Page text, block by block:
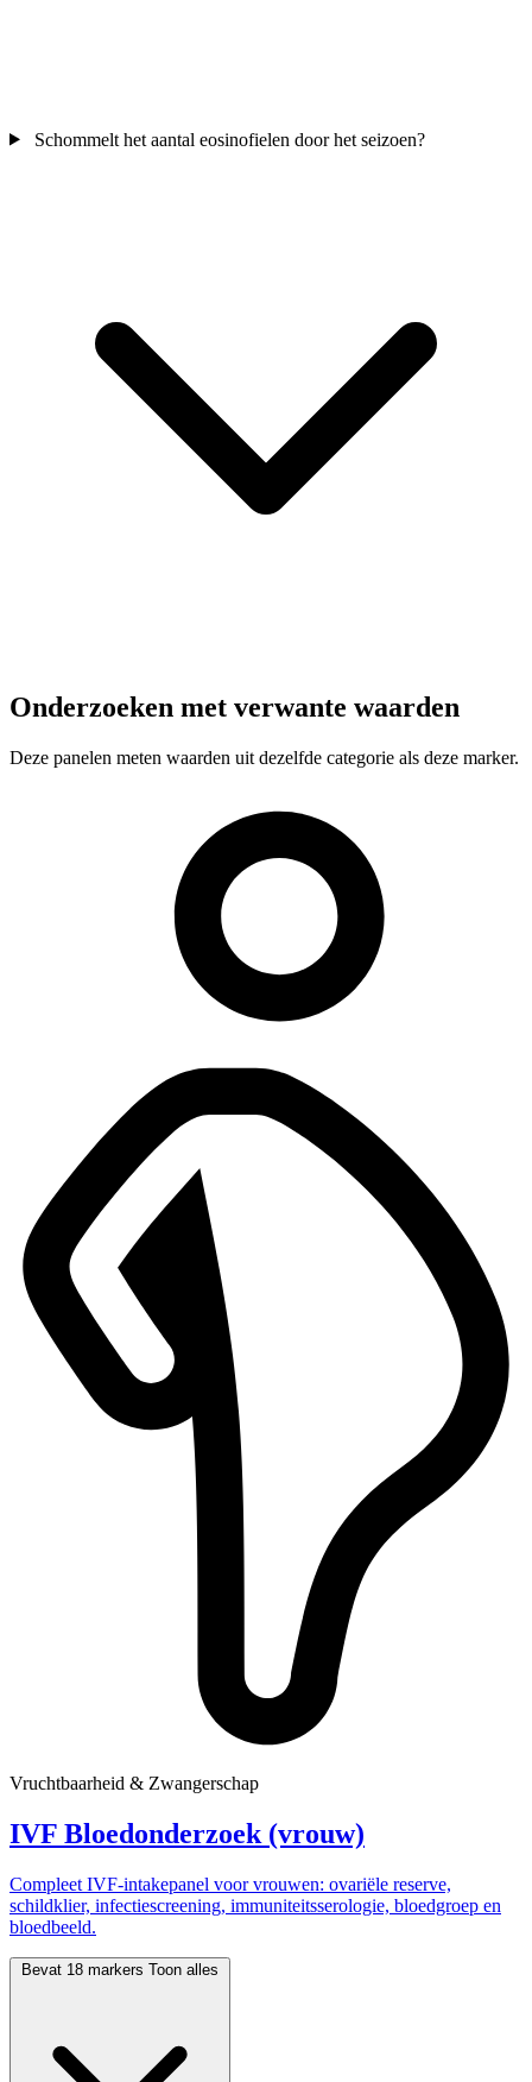
Schommelt het aantal eosinofielen door het seizoen?
Onderzoeken met verwante waarden
Deze panelen meten waarden uit dezelfde categorie als deze marker.
Vruchtbaarheid & Zwangerschap
IVF Bloedonderzoek (vrouw)
Compleet IVF-intakepanel voor vrouwen: ovariële reserve,
schildklier, infectiescreening, immuniteitsserologie, bloedgroep en
bloedbeeld.
Bevat 18 markers Toon alles